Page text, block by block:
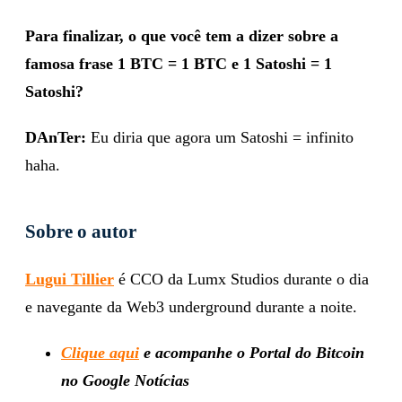
Para finalizar, o que você tem a dizer sobre a
famosa frase 1 BTC = 1 BTC e 1 Satoshi = 1
Satoshi?
DAnTer: Eu diria que agora um Satoshi = infinito
haha.
Sobre o autor
Lugui Tillier é CCO da Lumx Studios durante o dia
e navegante da Web3 underground durante a noite.
Clique aqui e acompanhe o Portal do Bitcoin
no Google Notícias